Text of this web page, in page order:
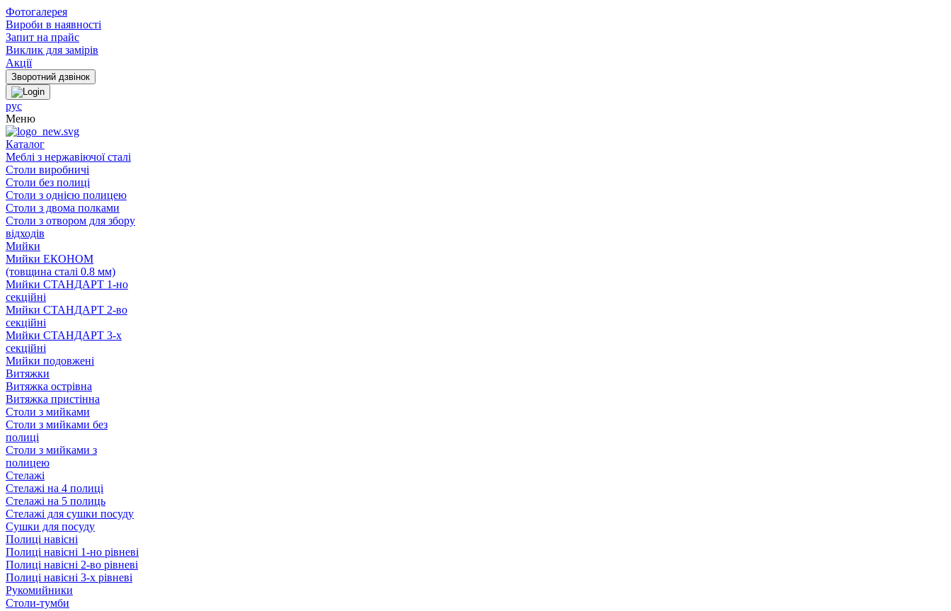
Фотогалерея
Вироби в наявності
Запит на прайс
Виклик для замірів
Акції
рус
Меню
Каталог
Меблі з нержавіючої сталі
Столи виробничі
Столи без полиці
Столи з однією полицею
Столи з двома полками
Столи з отвором для збору
відходів
Мийки
Мийки ЕКОНОМ
(товщина сталі 0.8 мм)
Мийки СТАНДАРТ 1-но
секційні
Мийки СТАНДАРТ 2-во
секційні
Мийки СТАНДАРТ 3-х
секційні
Мийки подовжені
Витяжки
Витяжка острівна
Витяжка пристінна
Столи з мийками
Столи з мийками без
полиці
Столи з мийками з
полицею
Стелажі
Стелажі на 4 полиці
Стелажі на 5 полиць
Стелажі для сушки посуду
Сушки для посуду
Полиці навісні
Полиці навісні 1-но рівневі
Полиці навісні 2-во рівневі
Полиці навісні 3-х рівневі
Рукомийники
Столи-тумби